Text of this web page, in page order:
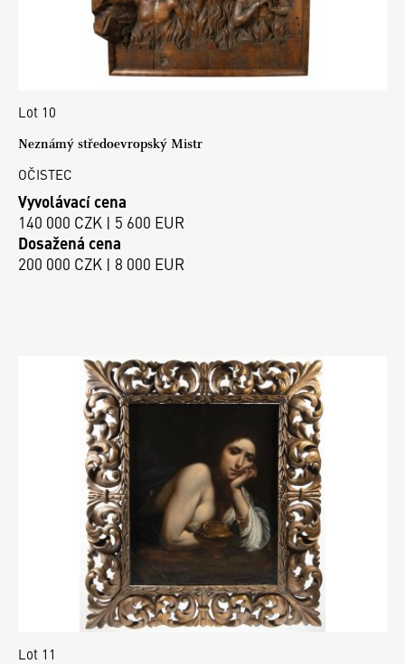
Lot 10
Neznámý středoevropský Mistr
OČISTEC
Vyvolávací cena
140 000 CZK | 5 600 EUR
Dosažená cena
200 000 CZK | 8 000 EUR
Lot 11